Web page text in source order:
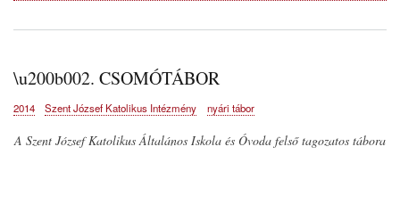
\u200b002. CSOMÓTÁBOR
2014 Szent József Katolikus Intézmény nyári tábor
A Szent József Katolikus Általános Iskola és Óvoda felső tagozatos tábora